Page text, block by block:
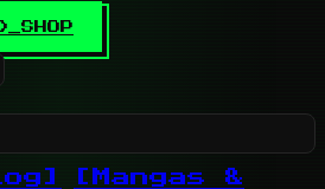
[Mangas &